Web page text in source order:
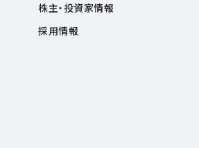
株主・投資家情報
採用情報